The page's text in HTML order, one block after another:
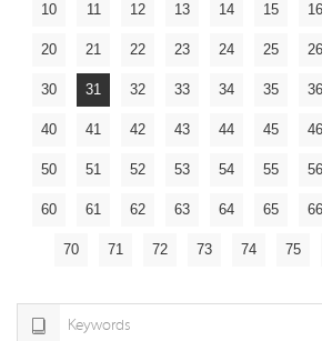
10 11 12 13 14 15 16
20 21 22 23 24 25 26
30 31 32 33 34 35 36
40 41 42 43 44 45 46
50 51 52 53 54 55 56
60 61 62 63 64 65 66
70 71 72 73 74 75